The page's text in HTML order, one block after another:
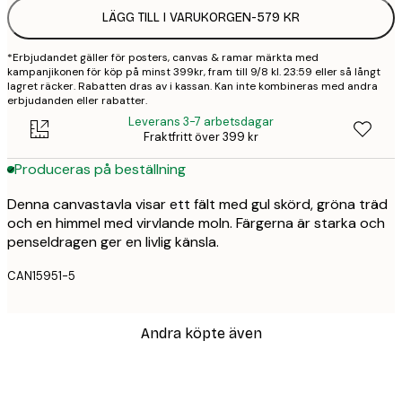
LÄGG TILL I VARUKORGEN-579 KR
*Erbjudandet gäller för posters, canvas & ramar märkta med
kampanjikonen för köp på minst 399kr, fram till 9/8 kl. 23:59 eller så långt
lagret räcker. Rabatten dras av i kassan. Kan inte kombineras med andra
erbjudanden eller rabatter.
Leverans 3-7 arbetsdagar
Fraktfritt över 399 kr
Produceras på beställning
Denna canvastavla visar ett fält med gul skörd, gröna träd
och en himmel med virvlande moln. Färgerna är starka och
penseldragen ger en livlig känsla.
CAN15951-5
Andra köpte även